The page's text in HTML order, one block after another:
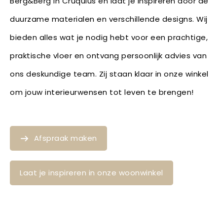
duurzame materialen en verschillende designs. Wij
bieden alles wat je nodig hebt voor een prachtige,
praktische vloer en ontvang persoonlijk advies van
ons deskundige team. Zij staan klaar in onze winkel
om jouw interieurwensen tot leven te brengen!
Afspraak maken
Laat je inspireren in onze woonwinkel